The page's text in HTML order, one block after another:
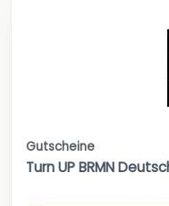
Gutscheine
Turn UP BRMN